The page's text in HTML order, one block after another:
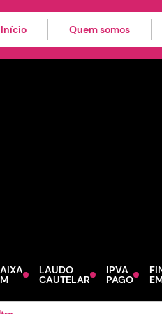
Início Quem somos
LAUDO
CAUTELAR
IPVA
PAGO